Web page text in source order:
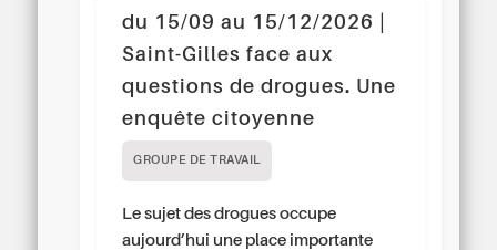
du 15/09 au 15/12/2026 |
Saint-Gilles face aux
questions de drogues. Une
enquête citoyenne
GROUPE DE TRAVAIL
Le sujet des drogues occupe
aujourd’hui une place importante